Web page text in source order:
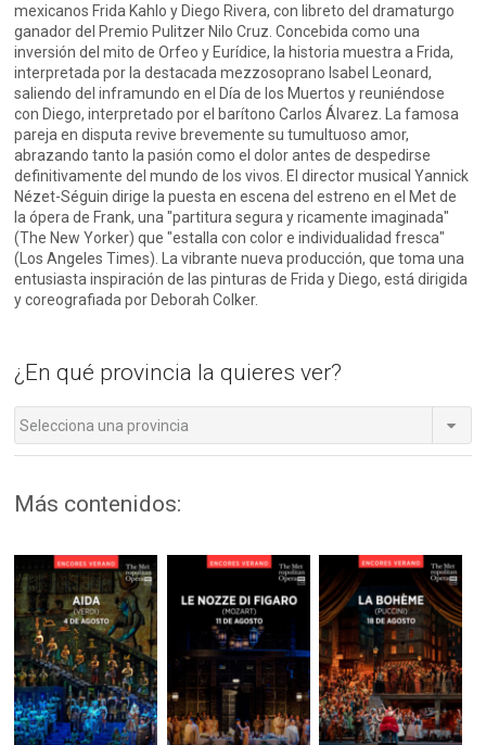
mexicanos Frida Kahlo y Diego Rivera, con libreto del dramaturgo
ganador del Premio Pulitzer Nilo Cruz. Concebida como una
inversión del mito de Orfeo y Eurídice, la historia muestra a Frida,
interpretada por la destacada mezzosoprano Isabel Leonard,
saliendo del inframundo en el Día de los Muertos y reuniéndose
con Diego, interpretado por el barítono Carlos Álvarez. La famosa
pareja en disputa revive brevemente su tumultuoso amor,
abrazando tanto la pasión como el dolor antes de despedirse
definitivamente del mundo de los vivos. El director musical Yannick
Nézet-Séguin dirige la puesta en escena del estreno en el Met de
la ópera de Frank, una "partitura segura y ricamente imaginada"
(The New Yorker) que "estalla con color e individualidad fresca"
(Los Angeles Times). La vibrante nueva producción, que toma una
entusiasta inspiración de las pinturas de Frida y Diego, está dirigida
y coreografiada por Deborah Colker.
¿En qué provincia la quieres ver?
Selecciona una provincia
Más contenidos: